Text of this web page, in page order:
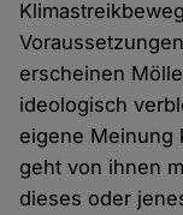
erscheinen
ideologisch
eigene Meinung
geht von ihnen
dieses oder